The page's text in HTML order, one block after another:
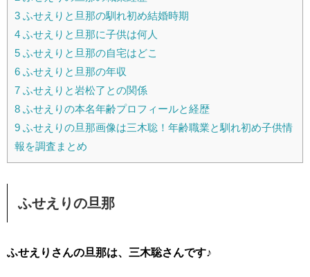
3 ふせえりと旦那の馴れ初め結婚時期
4 ふせえりと旦那に子供は何人
5 ふせえりと旦那の自宅はどこ
6 ふせえりと旦那の年収
7 ふせえりと岩松了との関係
8 ふせえりの本名年齢プロフィールと経歴
9 ふせえりの旦那画像は三木聡！年齢職業と馴れ初め子供情
報を調査まとめ
ふせえりの旦那
ふせえりさんの旦那は、三木聡さんです♪